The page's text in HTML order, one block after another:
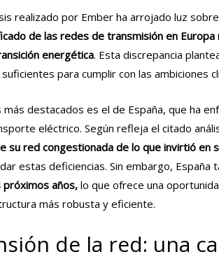
realizado por Ember ha arrojado luz
de las redes de transmisión en
energética. Esta discrepancia
para cumplir con las ambiciones
más destacados es el de España, que ha
eléctrico. Según refleja el citado
su red congestionada de lo que invirtió en
estas deficiencias. Sin embargo, España
años,lo que ofrece una
más robusta y eficiente.
de la red: una